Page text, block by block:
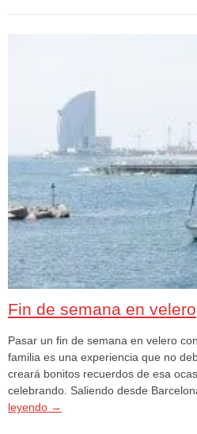
Fin de semana en velero
Pasar un fin de semana en velero
familia es una experiencia que no
creará bonitos recuerdos de esa
celebrando. Saliendo desde
leyendo →